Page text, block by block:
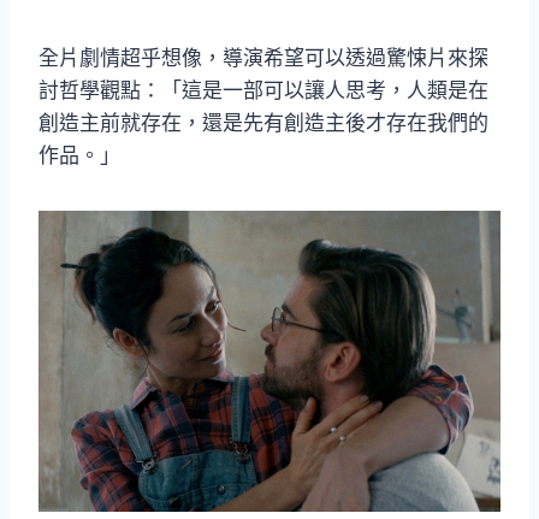
全片劇情超乎想像，導演希望可以透過驚悚片來探
討哲學觀點：「這是一部可以讓人思考，人類是在
創造主前就存在，還是先有創造主後才存在我們的
作品。」